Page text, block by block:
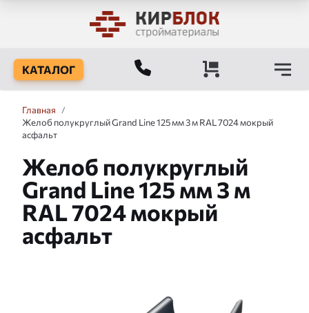
КАТАЛОГ
Главная
/
Желоб полукруглый Grand Line 125 мм 3 м RAL 7024 мокрый
асфальт
Желоб полукруглый
Grand Line 125 мм 3 м
RAL 7024 мокрый
асфальт